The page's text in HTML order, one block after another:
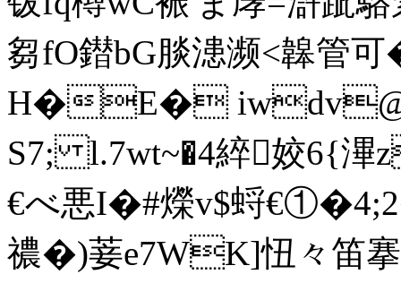
芻fO鐟bG腅漶濒<韟管可
H�E� iwdv@翌
S7; l.7wt~�4綷姣6{滭
€べ悪I�#爃v$蛶
禯�)菨e7WK]忸々笛搴